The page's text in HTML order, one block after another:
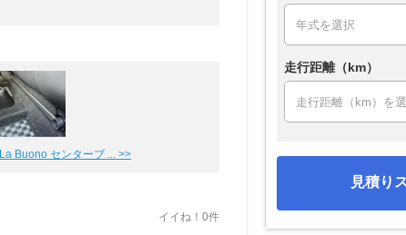
La Buono センターブ ... >>
イイね！0件
走行距離（km）
見積り